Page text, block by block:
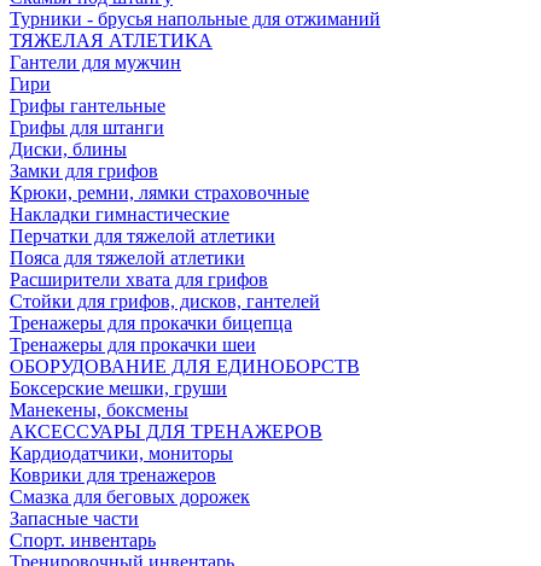
Турники - брусья напольные для отжиманий
ТЯЖЕЛАЯ АТЛЕТИКА
Гантели для мужчин
Гири
Грифы гантельные
Грифы для штанги
Диски, блины
Замки для грифов
Крюки, ремни, лямки страховочные
Накладки гимнастические
Перчатки для тяжелой атлетики
Пояса для тяжелой атлетики
Расширители хвата для грифов
Стойки для грифов, дисков, гантелей
Тренажеры для прокачки бицепца
Тренажеры для прокачки шеи
ОБОРУДОВАНИЕ ДЛЯ ЕДИНОБОРСТВ
Боксерские мешки, груши
Манекены, боксмены
АКСЕССУАРЫ ДЛЯ ТРЕНАЖЕРОВ
Кардиодатчики, мониторы
Коврики для тренажеров
Смазка для беговых дорожек
Запасные части
Спорт. инвентарь
Тренировочный инвентарь